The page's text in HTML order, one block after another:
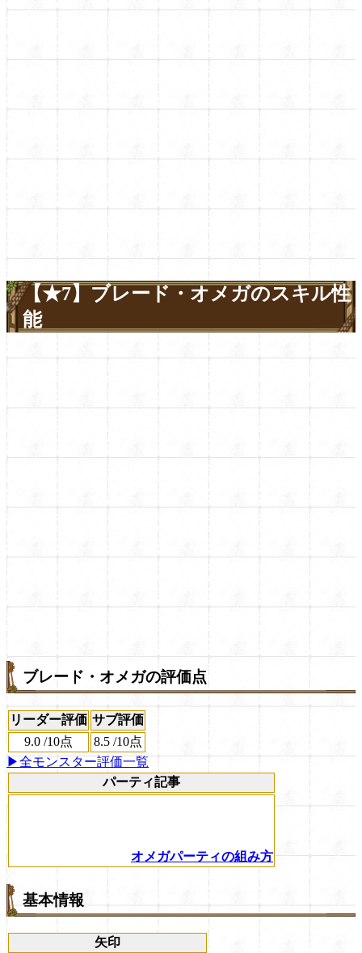
【★7】ブレード・オメガのスキル性
能
ブレード・オメガの評価点
リーダー評価 サブ評価
9.0 /10点 8.5 /10点
▶全モンスター評価一覧
パーティ記事
オメガパーティの組み方
基本情報
矢印